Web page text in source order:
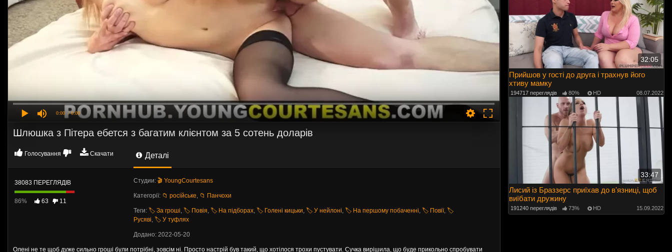
0:00 / 0:00
Шлюшка з Пітера ебется з багатим клієнтом за 5 сотень доларів
Голосування Скачати Деталі
38083 ПЕРЕГЛЯДІВ
86% 63 11
Студии: 🎬 YoungCourtesans
Категорії: 📁 російське, 📁 Панчохи
Теги: 🏷️ За гроші, 🏷️ Повія, 🏷️ На підборах, 🏷️ Голені кицьки, 🏷️ У нейлоні, 🏷️ На першому побаченні, 🏷️ Повії, 🏷️
Русяві, 🏷️ У туфлях
Додано: 2022-05-20
Олені не те щоб дуже сильно гроші були потрібні, зовсім ні. Просто настрій був такий, що хотілося трохи пустувати. Сучка вирішила, що буде прикольно спробувати
32:05
Прийшов у гості до друга і трахнув його
хтиву мамку
194717 переглядів 80% HD 08.07.2022
33:47
Лисий із Браззерс приїхав до в'язниці, щоб
виїбати дружину
191240 переглядів 73% HD 15.09.2022